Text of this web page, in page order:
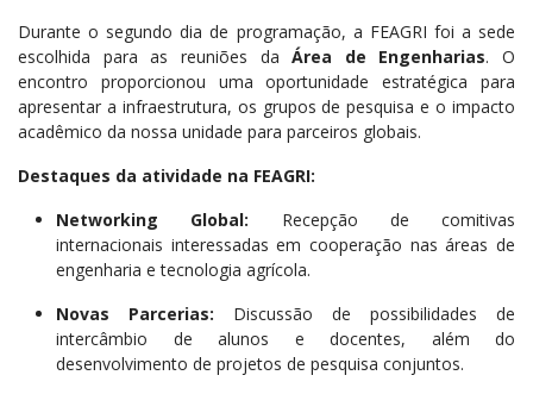
Durante o segundo dia de programação, a FEAGRI foi a sede
escolhida para as reuniões daÁrea de Engenharias. O
encontro proporcionou uma oportunidade estratégica para
apresentar a infraestrutura, os grupos de pesquisa e o impacto
acadêmico da nossa unidade para parceiros globais.
Destaques da atividade na FEAGRI:
Networking Global: Recepção de comitivas
internacionais interessadas em cooperação nas áreas de
engenharia e tecnologia agrícola.
Novas Parcerias: Discussão de possibilidades de
intercâmbio de alunos e docentes, além do
desenvolvimento de projetos de pesquisa conjuntos.